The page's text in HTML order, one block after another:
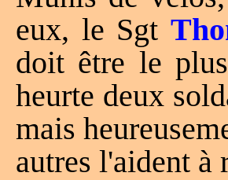
eux, le Sgt
doit être le
heurte deux
mais
autres l'aident à